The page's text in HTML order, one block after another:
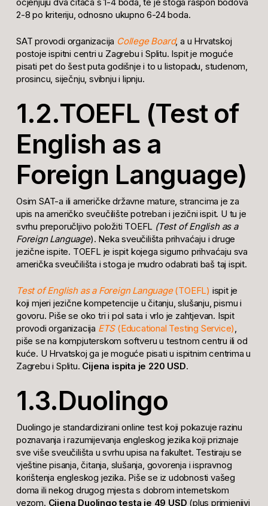
ocjenjuju dva čitača s 1-4 boda, te je stoga raspon bodova
2-8 po kriteriju, odnosno ukupno 6-24 boda.
SAT provodi organizacija College Board, a u Hrvatskoj
postoje ispitni centri u Zagrebu i Splitu. Ispit je moguće
pisati pet do šest puta godišnje i to u listopadu, studenom,
prosincu, siječnju, svibnju i lipnju.
1.2.TOEFL (Test of
English as a
Foreign Language)
Osim SAT-a ili američke državne mature, strancima je za
upis na američko sveučilište potreban i jezični ispit. U tu je
svrhu preporučljivo položiti TOEFL (Test of English as a
Foreign Language). Neka sveučilišta prihvaćaju i druge
jezične ispite. TOEFL je ispit kojega sigurno prihvaćaju sva
američka sveučilišta i stoga je mudro odabrati baš taj ispit.
Test of English as a Foreign Language(TOEFL) ispit je
koji mjeri jezične kompetencije u čitanju, slušanju, pismu i
govoru. Piše se oko tri i pol sata i vrlo je zahtjevan. Ispit
provodi organizacija ETS(Educational Testing Service),
piše se na kompjuterskom softveru u testnom centru ili od
kuće. U Hrvatskoj ga je moguće pisati u ispitnim centrima u
Zagrebu i Splitu. Cijena ispita je 220 USD.
1.3.Duolingo
Duolingo je standardizirani online test koji pokazuje razinu
poznavanja i razumijevanja engleskog jezika koji priznaje
sve više sveučilišta u svrhu upisa na fakultet. Testiraju se
vještine pisanja, čitanja, slušanja, govorenja i ispravnog
korištenja engleskog jezika. Piše se iz udobnosti vašeg
doma ili nekog drugog mjesta s dobrom internetskom
vezom. Cijena Duolingo testa je 49 USD (plus primjenjivi